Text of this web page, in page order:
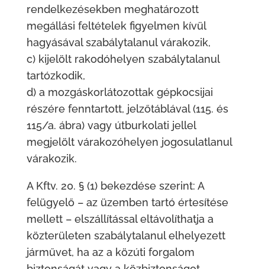
rendelkezésekben meghatározott
megállási feltételek figyelmen kívül
hagyásával szabálytalanul várakozik,
c) kijelölt rakodóhelyen szabálytalanul
tartózkodik,
d) a mozgáskorlátozottak gépkocsijai
részére fenntartott, jelzőtáblával (115. és
115/a. ábra) vagy útburkolati jellel
megjelölt várakozóhelyen jogosulatlanul
várakozik.
A Kftv. 20. § (1) bekezdése szerint: A
felügyelő – az üzemben tartó értesítése
mellett – elszállítással eltávolíthatja a
közterületen szabálytalanul elhelyezett
járművet, ha az a közúti forgalom